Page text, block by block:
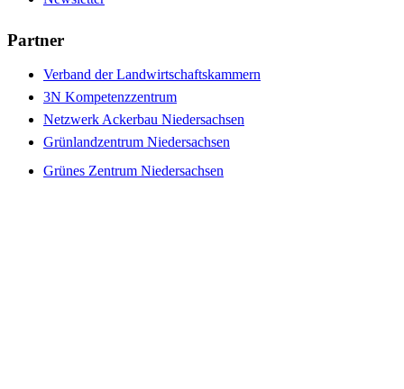
Partner
Verband der Landwirtschaftskammern
3N Kompetenzzentrum
Netzwerk Ackerbau Niedersachsen
Grünlandzentrum Niedersachsen
Grünes Zentrum Niedersachsen